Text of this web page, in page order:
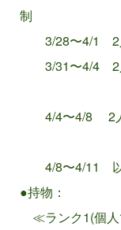
参加者募集
制
3/28〜4/1 2
3/31〜4/4 2人
4/4〜4/8 2人
4/8〜4/11 以
●持物：
≪ランク1(個人